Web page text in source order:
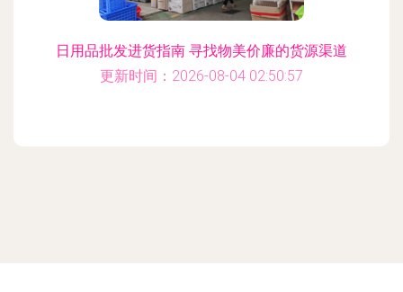
日用品批发进货指南 寻找物美价廉的货源渠道
更新时间：2026-08-04 02:50:57